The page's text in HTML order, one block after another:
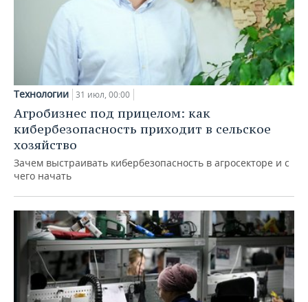
Технологии 31 июл, 00:00
Агробизнес под прицелом: как
кибербезопасность приходит в сельское
хозяйство
Зачем выстраивать кибербезопасность в агросекторе и с
чего начать